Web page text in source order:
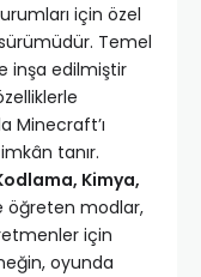
için özel
Temel
inşa edilmiştir
Minecraft’ı
tanır.
Kimya,
öğreten modlar,
için
oyunda